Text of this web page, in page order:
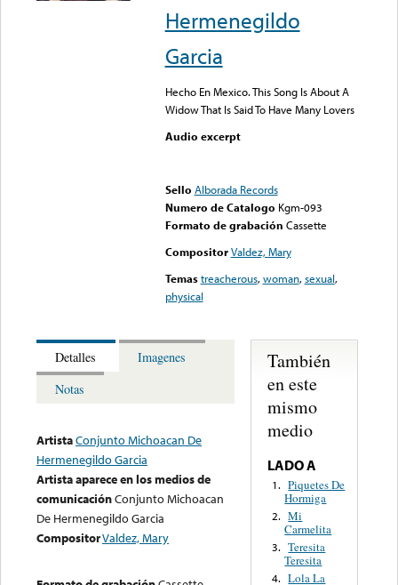
Hermenegildo
Garcia
Hecho En Mexico. This Song Is About A
Widow That Is Said To Have Many Lovers
Audio excerpt
Sello Alborada Records
Numero de Catalogo Kgm-093
Formato de grabación Cassette
Compositor Valdez, Mary
Temas treacherous,woman,sexual,
physical
Detalles
Imagenes
Notas
ArtistaConjunto Michoacan De
Hermenegildo Garcia
Artista aparece en los medios de
comunicaciónConjunto Michoacan
De Hermenegildo Garcia
CompositorValdez, Mary
También
en este
mismo
medio
LADO A
1. Piquetes De
Hormiga
2. Mi
Carmelita
3. Teresita
Teresita
4. Lola La